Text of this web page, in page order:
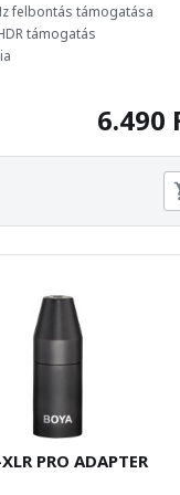
felbontás támogatása
támogatás
6.490
PRO ADAPTER